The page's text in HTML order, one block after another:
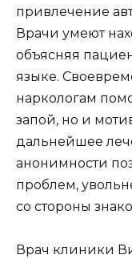
привлечение
Врачи умеют
объясняя
языке.
наркологам
запой, но и
дальнейшее
анонимности
проблем,
со стороны
Врач клиники